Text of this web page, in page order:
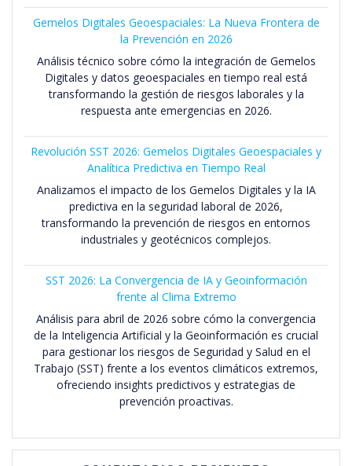
Gemelos Digitales Geoespaciales: La Nueva Frontera de
la Prevención en 2026
Análisis técnico sobre cómo la integración de Gemelos
Digitales y datos geoespaciales en tiempo real está
transformando la gestión de riesgos laborales y la
respuesta ante emergencias en 2026.
Revolución SST 2026: Gemelos Digitales Geoespaciales y
Analítica Predictiva en Tiempo Real
Analizamos el impacto de los Gemelos Digitales y la IA
predictiva en la seguridad laboral de 2026,
transformando la prevención de riesgos en entornos
industriales y geotécnicos complejos.
SST 2026: La Convergencia de IA y Geoinformación
frente al Clima Extremo
Análisis para abril de 2026 sobre cómo la convergencia
de la Inteligencia Artificial y la Geoinformación es crucial
para gestionar los riesgos de Seguridad y Salud en el
Trabajo (SST) frente a los eventos climáticos extremos,
ofreciendo insights predictivos y estrategias de
prevención proactivas.